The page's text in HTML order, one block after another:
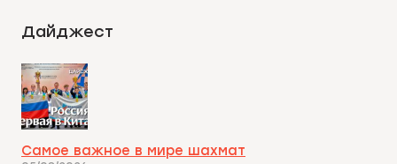
Дайджест
Самое важное в мире шахмат